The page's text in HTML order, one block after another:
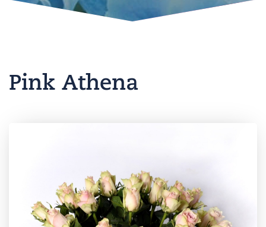
Pink Athena